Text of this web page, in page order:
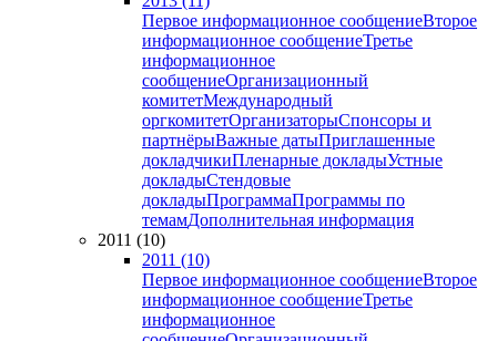
Первое информационное сообщениеВторое
информационное сообщениеТретье
информационное
сообщениеОрганизационный
комитетМеждународный
оргкомитетОрганизаторыСпонсоры и
партнёрыВажные датыПриглашенные
докладчикиПленарные докладыУстные
докладыСтендовые
докладыПрограммаПрограммы по
темамДополнительная информация
2011 (10)
2011 (10)
Первое информационное сообщениеВторое
информационное сообщениеТретье
информационное